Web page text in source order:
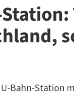
Bahn-Station